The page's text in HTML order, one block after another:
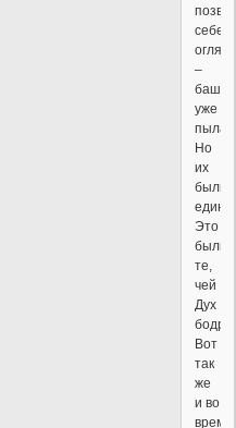
себе
–
башни
уже
Но
их
были
Это
были
те,
чей
Дух
Вот
так
же
и во
время